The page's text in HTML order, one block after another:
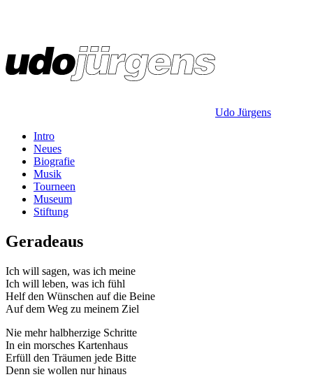
Udo Jürgens
Intro
Neues
Biografie
Musik
Tourneen
Museum
Stiftung
Geradeaus
Ich will sagen, was ich meine
Ich will leben, was ich fühl
Helf den Wünschen auf die Beine
Auf dem Weg zu meinem Ziel
Nie mehr halbherzige Schritte
In ein morsches Kartenhaus
Erfüll den Träumen jede Bitte
Denn sie wollen nur hinaus